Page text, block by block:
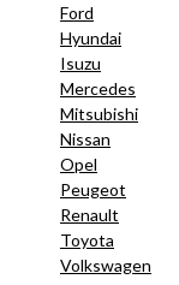
Ford
Hyundai
Isuzu
Mercedes
Mitsubishi
Nissan
Opel
Peugeot
Renault
Toyota
Volkswagen